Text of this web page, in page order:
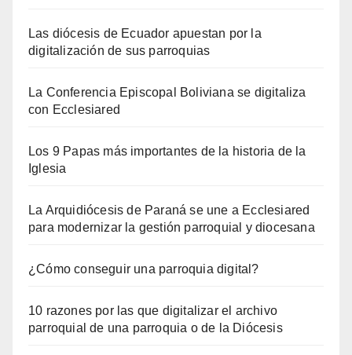
Las diócesis de Ecuador apuestan por la
digitalización de sus parroquias
La Conferencia Episcopal Boliviana se digitaliza
con Ecclesiared
Los 9 Papas más importantes de la historia de la
Iglesia
La Arquidiócesis de Paraná se une a Ecclesiared
para modernizar la gestión parroquial y diocesana
¿Cómo conseguir una parroquia digital?
10 razones por las que digitalizar el archivo
parroquial de una parroquia o de la Diócesis